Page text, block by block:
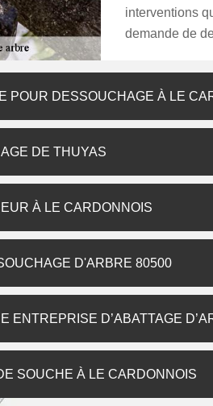
interventions
demande de
POUR DESSOUCHAGE À LE
DE THUYAS
À LE CARDONNOIS
D'ARBRE 80500
ENTREPRISE D’ABATTAGE
SOUCHE À LE CARDONNOIS